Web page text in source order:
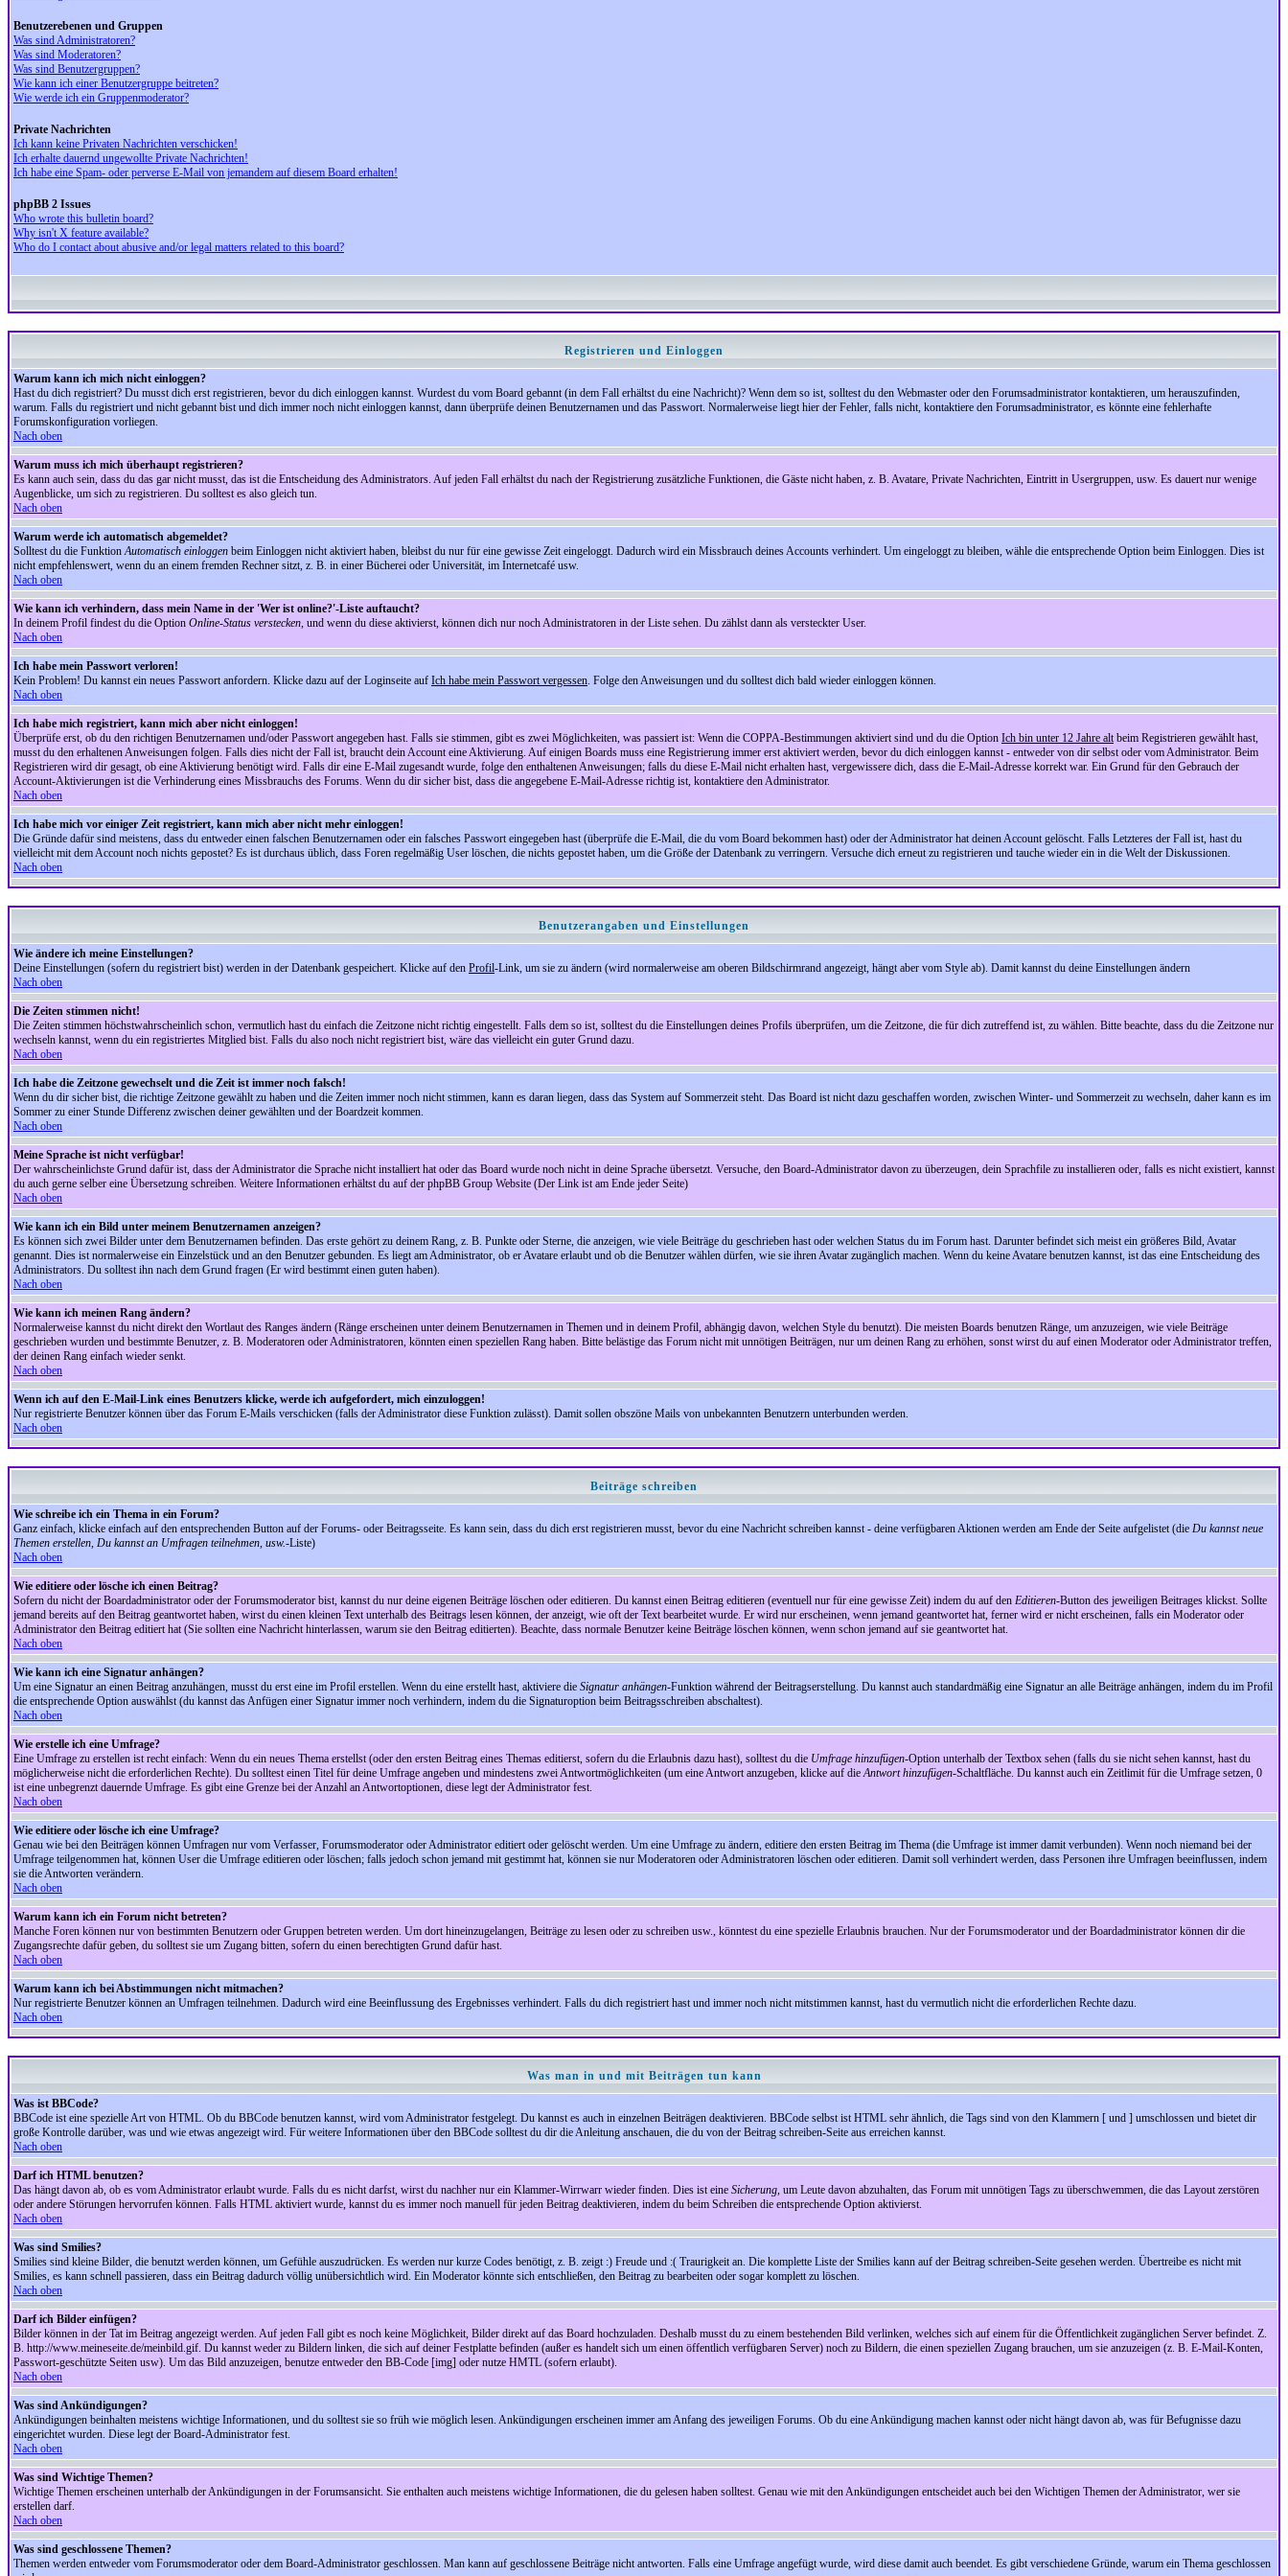
Benutzerebenen und Gruppen
Was sind Administratoren?
Was sind Moderatoren?
Was sind Benutzergruppen?
Wie kann ich einer Benutzergruppe beitreten?
Wie werde ich ein Gruppenmoderator?
Private Nachrichten
Ich kann keine Privaten Nachrichten verschicken!
Ich erhalte dauernd ungewollte Private Nachrichten!
Ich habe eine Spam- oder perverse E-Mail von jemandem auf diesem Board erhalten!
phpBB 2 Issues
Who wrote this bulletin board?
Why isn't X feature available?
Who do I contact about abusive and/or legal matters related to this board?
Registrieren und Einloggen
Warum kann ich mich nicht einloggen?
Hast du dich registriert? Du musst dich erst registrieren, bevor du dich einloggen kannst. Wurdest du vom Board gebannt (in dem Fall erhältst du eine Nachricht)? Wenn dem so ist, solltest du den Webmaster oder den Forumsadministrator kontaktieren, um herauszufinden,
warum. Falls du registriert und nicht gebannt bist und dich immer noch nicht einloggen kannst, dann überprüfe deinen Benutzernamen und das Passwort. Normalerweise liegt hier der Fehler, falls nicht, kontaktiere den Forumsadministrator, es könnte eine fehlerhafte
Forumskonfiguration vorliegen.
Nach oben
Warum muss ich mich überhaupt registrieren?
Es kann auch sein, dass du das gar nicht musst, das ist die Entscheidung des Administrators. Auf jeden Fall erhältst du nach der Registrierung zusätzliche Funktionen, die Gäste nicht haben, z. B. Avatare, Private Nachrichten, Eintritt in Usergruppen, usw. Es dauert nur wenige
Augenblicke, um sich zu registrieren. Du solltest es also gleich tun.
Nach oben
Warum werde ich automatisch abgemeldet?
Solltest du die FunktionAutomatisch einloggen beim Einloggen nicht aktiviert haben, bleibst du nur für eine gewisse Zeit eingeloggt. Dadurch wird ein Missbrauch deines Accounts verhindert. Um eingeloggt zu bleiben, wähle die entsprechende Option beim Einloggen. Dies ist
nicht empfehlenswert, wenn du an einem fremden Rechner sitzt, z. B. in einer Bücherei oder Universität, im Internetcafé usw.
Nach oben
Wie kann ich verhindern, dass mein Name in der 'Wer ist online?'-Liste auftaucht?
In deinem Profil findest du die Option Online-Status verstecken, und wenn du diese aktivierst, können dich nur noch Administratoren in der Liste sehen. Du zählst dann als versteckter User.
Nach oben
Ich habe mein Passwort verloren!
Kein Problem! Du kannst ein neues Passwort anfordern. Klicke dazu auf der Loginseite auf Ich habe mein Passwort vergessen. Folge den Anweisungen und du solltest dich bald wieder einloggen können.
Nach oben
Ich habe mich registriert, kann mich aber nicht einloggen!
Überprüfe erst, ob du den richtigen Benutzernamen und/oder Passwort angegeben hast. Falls sie stimmen, gibt es zwei Möglichkeiten, was passiert ist: Wenn die COPPA-Bestimmungen aktiviert sind und du die Option Ich bin unter 12 Jahre altbeim Registrieren gewählt hast,
musst du den erhaltenen Anweisungen folgen. Falls dies nicht der Fall ist, braucht dein Account eine Aktivierung. Auf einigen Boards muss eine Registrierung immer erst aktiviert werden, bevor du dich einloggen kannst - entweder von dir selbst oder vom Administrator. Beim
Registrieren wird dir gesagt, ob eine Aktivierung benötigt wird. Falls dir eine E-Mail zugesandt wurde, folge den enthaltenen Anweisungen; falls du diese E-Mail nicht erhalten hast, vergewissere dich, dass die E-Mail-Adresse korrekt war. Ein Grund für den Gebrauch der
Account-Aktivierungen ist die Verhinderung eines Missbrauchs des Forums. Wenn du dir sicher bist, dass die angegebene E-Mail-Adresse richtig ist, kontaktiere den Administrator.
Nach oben
Ich habe mich vor einiger Zeit registriert, kann mich aber nicht mehr einloggen!
Die Gründe dafür sind meistens, dass du entweder einen falschen Benutzernamen oder ein falsches Passwort eingegeben hast (überprüfe die E-Mail, die du vom Board bekommen hast) oder der Administrator hat deinen Account gelöscht. Falls Letzteres der Fall ist, hast du
vielleicht mit dem Account noch nichts gepostet? Es ist durchaus üblich, dass Foren regelmäßig User löschen, die nichts gepostet haben, um die Größe der Datenbank zu verringern. Versuche dich erneut zu registrieren und tauche wieder ein in die Welt der Diskussionen.
Nach oben
Benutzerangaben und Einstellungen
Wie ändere ich meine Einstellungen?
Deine Einstellungen (sofern du registriert bist) werden in der Datenbank gespeichert. Klicke auf den Profil-Link, um sie zu ändern (wird normalerweise am oberen Bildschirmrand angezeigt, hängt aber vom Style ab). Damit kannst du deine Einstellungen ändern
Nach oben
Die Zeiten stimmen nicht!
Die Zeiten stimmen höchstwahrscheinlich schon, vermutlich hast du einfach die Zeitzone nicht richtig eingestellt. Falls dem so ist, solltest du die Einstellungen deines Profils überprüfen, um die Zeitzone, die für dich zutreffend ist, zu wählen. Bitte beachte, dass du die Zeitzone nur
wechseln kannst, wenn du ein registriertes Mitglied bist. Falls du also noch nicht registriert bist, wäre das vielleicht ein guter Grund dazu.
Nach oben
Ich habe die Zeitzone gewechselt und die Zeit ist immer noch falsch!
Wenn du dir sicher bist, die richtige Zeitzone gewählt zu haben und die Zeiten immer noch nicht stimmen, kann es daran liegen, dass das System auf Sommerzeit steht. Das Board ist nicht dazu geschaffen worden, zwischen Winter- und Sommerzeit zu wechseln, daher kann es im
Sommer zu einer Stunde Differenz zwischen deiner gewählten und der Boardzeit kommen.
Nach oben
Meine Sprache ist nicht verfügbar!
Der wahrscheinlichste Grund dafür ist, dass der Administrator die Sprache nicht installiert hat oder das Board wurde noch nicht in deine Sprache übersetzt. Versuche, den Board-Administrator davon zu überzeugen, dein Sprachfile zu installieren oder, falls es nicht existiert, kannst
du auch gerne selber eine Übersetzung schreiben. Weitere Informationen erhältst du auf der phpBB Group Website (Der Link ist am Ende jeder Seite)
Nach oben
Wie kann ich ein Bild unter meinem Benutzernamen anzeigen?
Es können sich zwei Bilder unter dem Benutzernamen befinden. Das erste gehört zu deinem Rang, z. B. Punkte oder Sterne, die anzeigen, wie viele Beiträge du geschrieben hast oder welchen Status du im Forum hast. Darunter befindet sich meist ein größeres Bild, Avatar
genannt. Dies ist normalerweise ein Einzelstück und an den Benutzer gebunden. Es liegt am Administrator, ob er Avatare erlaubt und ob die Benutzer wählen dürfen, wie sie ihren Avatar zugänglich machen. Wenn du keine Avatare benutzen kannst, ist das eine Entscheidung des
Administrators. Du solltest ihn nach dem Grund fragen (Er wird bestimmt einen guten haben).
Nach oben
Wie kann ich meinen Rang ändern?
Normalerweise kannst du nicht direkt den Wortlaut des Ranges ändern (Ränge erscheinen unter deinem Benutzernamen in Themen und in deinem Profil, abhängig davon, welchen Style du benutzt). Die meisten Boards benutzen Ränge, um anzuzeigen, wie viele Beiträge
geschrieben wurden und bestimmte Benutzer, z. B. Moderatoren oder Administratoren, könnten einen speziellen Rang haben. Bitte belästige das Forum nicht mit unnötigen Beiträgen, nur um deinen Rang zu erhöhen, sonst wirst du auf einen Moderator oder Administrator treffen,
der deinen Rang einfach wieder senkt.
Nach oben
Wenn ich auf den E-Mail-Link eines Benutzers klicke, werde ich aufgefordert, mich einzuloggen!
Nur registrierte Benutzer können über das Forum E-Mails verschicken (falls der Administrator diese Funktion zulässt). Damit sollen obszöne Mails von unbekannten Benutzern unterbunden werden.
Nach oben
Beiträge schreiben
Wie schreibe ich ein Thema in ein Forum?
Ganz einfach, klicke einfach auf den entsprechenden Button auf der Forums- oder Beitragsseite. Es kann sein, dass du dich erst registrieren musst, bevor du eine Nachricht schreiben kannst - deine verfügbaren Aktionen werden am Ende der Seite aufgelistet (die Du kannst neue
Themen erstellen, Du kannst an Umfragen teilnehmen, usw.-Liste)
Nach oben
Wie editiere oder lösche ich einen Beitrag?
Sofern du nicht der Boardadministrator oder der Forumsmoderator bist, kannst du nur deine eigenen Beiträge löschen oder editieren. Du kannst einen Beitrag editieren (eventuell nur für eine gewisse Zeit) indem du auf den Editieren-Button des jeweiligen Beitrages klickst. Sollte
jemand bereits auf den Beitrag geantwortet haben, wirst du einen kleinen Text unterhalb des Beitrags lesen können, der anzeigt, wie oft der Text bearbeitet wurde. Er wird nur erscheinen, wenn jemand geantwortet hat, ferner wird er nicht erscheinen, falls ein Moderator oder
Administrator den Beitrag editiert hat (Sie sollten eine Nachricht hinterlassen, warum sie den Beitrag editierten). Beachte, dass normale Benutzer keine Beiträge löschen können, wenn schon jemand auf sie geantwortet hat.
Nach oben
Wie kann ich eine Signatur anhängen?
Um eine Signatur an einen Beitrag anzuhängen, musst du erst eine im Profil erstellen. Wenn du eine erstellt hast, aktiviere die Signatur anhängen-Funktion während der Beitragserstellung. Du kannst auch standardmäßig eine Signatur an alle Beiträge anhängen, indem du im Profil
die entsprechende Option auswählst (du kannst das Anfügen einer Signatur immer noch verhindern, indem du die Signaturoption beim Beitragsschreiben abschaltest).
Nach oben
Wie erstelle ich eine Umfrage?
Eine Umfrage zu erstellen ist recht einfach: Wenn du ein neues Thema erstellst (oder den ersten Beitrag eines Themas editierst, sofern du die Erlaubnis dazu hast), solltest du die Umfrage hinzufügen-Option unterhalb der Textbox sehen (falls du sie nicht sehen kannst, hast du
möglicherweise nicht die erforderlichen Rechte). Du solltest einen Titel für deine Umfrage angeben und mindestens zwei Antwortmöglichkeiten (um eine Antwort anzugeben, klicke auf dieAntwort hinzufügen-Schaltfläche. Du kannst auch ein Zeitlimit für die Umfrage setzen, 0
ist eine unbegrenzt dauernde Umfrage. Es gibt eine Grenze bei der Anzahl an Antwortoptionen, diese legt der Administrator fest.
Nach oben
Wie editiere oder lösche ich eine Umfrage?
Genau wie bei den Beiträgen können Umfragen nur vom Verfasser, Forumsmoderator oder Administrator editiert oder gelöscht werden. Um eine Umfrage zu ändern, editiere den ersten Beitrag im Thema (die Umfrage ist immer damit verbunden). Wenn noch niemand bei der
Umfrage teilgenommen hat, können User die Umfrage editieren oder löschen; falls jedoch schon jemand mit gestimmt hat, können sie nur Moderatoren oder Administratoren löschen oder editieren. Damit soll verhindert werden, dass Personen ihre Umfragen beeinflussen, indem
sie die Antworten verändern.
Nach oben
Warum kann ich ein Forum nicht betreten?
Manche Foren können nur von bestimmten Benutzern oder Gruppen betreten werden. Um dort hineinzugelangen, Beiträge zu lesen oder zu schreiben usw., könntest du eine spezielle Erlaubnis brauchen. Nur der Forumsmoderator und der Boardadministrator können dir die
Zugangsrechte dafür geben, du solltest sie um Zugang bitten, sofern du einen berechtigten Grund dafür hast.
Nach oben
Warum kann ich bei Abstimmungen nicht mitmachen?
Nur registrierte Benutzer können an Umfragen teilnehmen. Dadurch wird eine Beeinflussung des Ergebnisses verhindert. Falls du dich registriert hast und immer noch nicht mitstimmen kannst, hast du vermutlich nicht die erforderlichen Rechte dazu.
Nach oben
Was man in und mit Beiträgen tun kann
Was ist BBCode?
BBCode ist eine spezielle Art von HTML. Ob du BBCode benutzen kannst, wird vom Administrator festgelegt. Du kannst es auch in einzelnen Beiträgen deaktivieren. BBCode selbst ist HTML sehr ähnlich, die Tags sind von den Klammern [ und ] umschlossen und bietet dir
große Kontrolle darüber, was und wie etwas angezeigt wird. Für weitere Informationen über den BBCode solltest du dir die Anleitung anschauen, die du von der Beitrag schreiben-Seite aus erreichen kannst.
Nach oben
Darf ich HTML benutzen?
Das hängt davon ab, ob es vom Administrator erlaubt wurde. Falls du es nicht darfst, wirst du nachher nur ein Klammer-Wirrwarr wieder finden. Dies ist eine Sicherung, um Leute davon abzuhalten, das Forum mit unnötigen Tags zu überschwemmen, die das Layout zerstören
oder andere Störungen hervorrufen können. Falls HTML aktiviert wurde, kannst du es immer noch manuell für jeden Beitrag deaktivieren, indem du beim Schreiben die entsprechende Option aktivierst.
Nach oben
Was sind Smilies?
Smilies sind kleine Bilder, die benutzt werden können, um Gefühle auszudrücken. Es werden nur kurze Codes benötigt, z. B. zeigt :) Freude und :( Traurigkeit an. Die komplette Liste der Smilies kann auf der Beitrag schreiben-Seite gesehen werden. Übertreibe es nicht mit
Smilies, es kann schnell passieren, dass ein Beitrag dadurch völlig unübersichtlich wird. Ein Moderator könnte sich entschließen, den Beitrag zu bearbeiten oder sogar komplett zu löschen.
Nach oben
Darf ich Bilder einfügen?
Bilder können in der Tat im Beitrag angezeigt werden. Auf jeden Fall gibt es noch keine Möglichkeit, Bilder direkt auf das Board hochzuladen. Deshalb musst du zu einem bestehenden Bild verlinken, welches sich auf einem für die Öffentlichkeit zugänglichen Server befindet. Z.
B. http://www.meineseite.de/meinbild.gif. Du kannst weder zu Bildern linken, die sich auf deiner Festplatte befinden (außer es handelt sich um einen öffentlich verfügbaren Server) noch zu Bildern, die einen speziellen Zugang brauchen, um sie anzuzeigen (z. B. E-Mail-Konten,
Passwort-geschützte Seiten usw). Um das Bild anzuzeigen, benutze entweder den BB-Code [img] oder nutze HMTL (sofern erlaubt).
Nach oben
Was sind Ankündigungen?
Ankündigungen beinhalten meistens wichtige Informationen, und du solltest sie so früh wie möglich lesen. Ankündigungen erscheinen immer am Anfang des jeweiligen Forums. Ob du eine Ankündigung machen kannst oder nicht hängt davon ab, was für Befugnisse dazu
eingerichtet wurden. Diese legt der Board-Administrator fest.
Nach oben
Was sind Wichtige Themen?
Wichtige Themen erscheinen unterhalb der Ankündigungen in der Forumsansicht. Sie enthalten auch meistens wichtige Informationen, die du gelesen haben solltest. Genau wie mit den Ankündigungen entscheidet auch bei den Wichtigen Themen der Administrator, wer sie
erstellen darf.
Nach oben
Was sind geschlossene Themen?
Themen werden entweder vom Forumsmoderator oder dem Board-Administrator geschlossen. Man kann auf geschlossene Beiträge nicht antworten. Falls eine Umfrage angefügt wurde, wird diese damit auch beendet. Es gibt verschiedene Gründe, warum ein Thema geschlossen